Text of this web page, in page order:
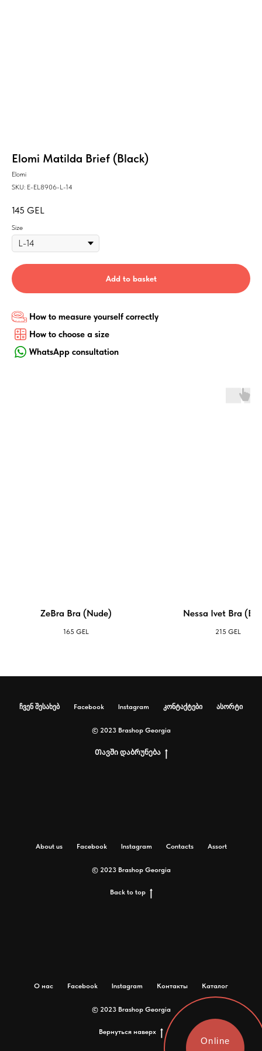
Elomi Matilda Brief (Black)
Elomi
SKU: E-EL8906-L-14
145 GEL
Size
Add to basket
How to measure yourself correctly
How to choose a size
WhatsApp consultation
ZeBra Bra (Nude)
165 GEL
Nessa Ivet Bra
215 GEL
ჩვენ შესახებ Facebook Instagram კონტაქტები ასორტი
© 2023 Brashop Georgia
Თავში დაბრუნება
About us Facebook Instagram Contacts Assort
© 2023 Brashop Georgia
Back to top
О нас Facebook Instagram Контакты Каталог
© 2023 Brashop Georgia
Вернуться наверх
Online